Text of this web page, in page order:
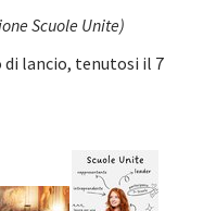
Scuole Unite)
lancio, tenutosi il 7